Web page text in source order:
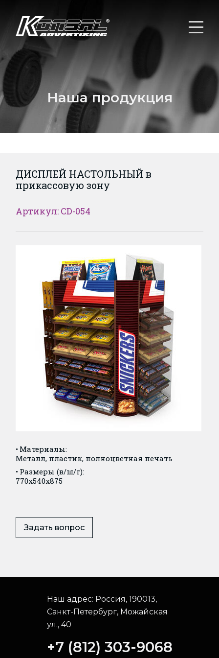
Наша продукция
ДИСПЛЕЙ НАСТОЛЬНЫЙ в
прикассовую зону
Артикул: CD-054
Материалы:
Металл, пластик, полноцветная печать
Размеры (в/ш/г):
770x540x875
Задать вопрос
Наш адрес: Россия, 190013,
Санкт-Петербург, Можайская
ул., 40
+7 (812) 303-9068